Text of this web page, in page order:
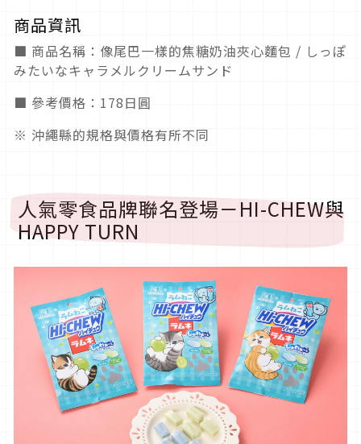
商品資訊
■ 商品名稱： 像尾巴一樣的焦糖奶油夾心麵包 / しっぽ
みたいなキャラメルクリームサンド
■ 參考價格：178日圓
※ 沖繩縣的規格與價格有所不同
人氣零食品牌聯名登場－HI-CHEW與
HAPPY TURN